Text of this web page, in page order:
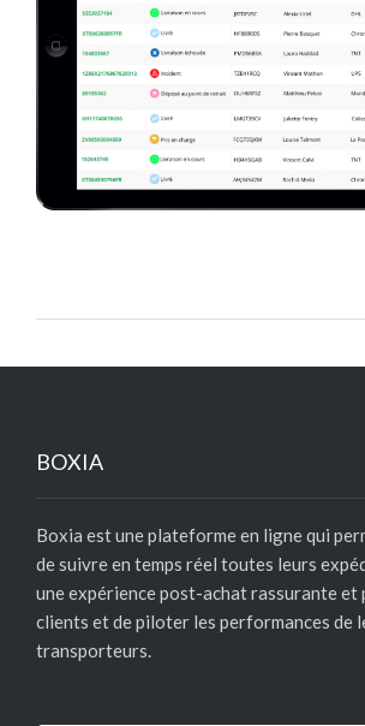
BOXIA
Boxia est une plateforme en ligne qui
de suivre en temps réel toutes leurs
une expérience post-achat rassurante et
clients et de piloter les performances de
transporteurs.